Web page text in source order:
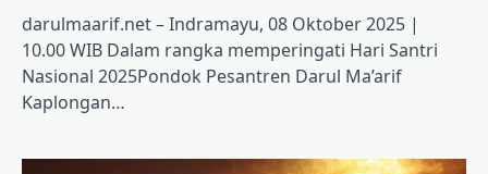
darulmaarif.net – Indramayu, 08 Oktober 2025 |
10.00 WIB Dalam rangka memperingati Hari Santri
Nasional 2025Pondok Pesantren Darul Ma’arif
Kaplongan…